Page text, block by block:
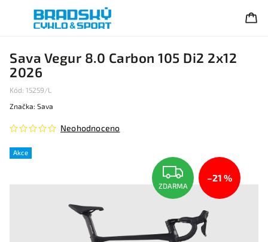
Sava Vegur 8.0 Carbon 105 Di2 2x12
2026
Kód: 15259/L
Akce
Neohodnoceno
Značka: Sava
ZDARMA
–21 %